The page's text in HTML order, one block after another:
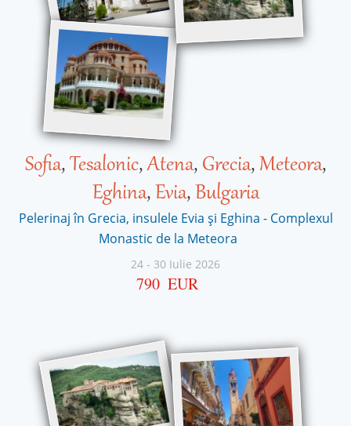
Sofia,Tesalonic,Atena, Grecia,Meteora,
Eghina,Evia,Bulgaria
Pelerinaj în Grecia, insulele Evia și Eghina - Complexul
Monastic de la Meteora
24 - 30 Iulie 2026
790 EUR